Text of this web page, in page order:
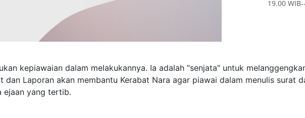
19.00 WIB--
kepiawaian dalam melakukannya. Ia adalah "senjata" untuk
dan Laporan akan membantu Kerabat Nara agar piawai dalam menulis surat
ejaan yang tertib.